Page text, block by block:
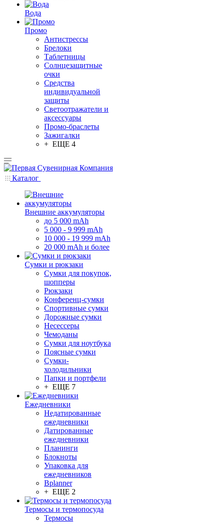
Вода
Промо
Антистрессы
Брелоки
Таблетницы
Солнцезащитные
очки
Средства
индивидуальной
защиты
Светоотражатели и
аксессуары
Промо-браслеты
Зажигалки
+ ЕЩЕ 4
Каталог
Внешние аккумуляторы
до 5 000 mAh
5 000 - 9 999 mAh
10 000 - 19 999 mAh
20 000 mAh и более
Сумки и рюкзаки
Сумки для покупок,
шопперы
Рюкзаки
Конференц-сумки
Спортивные сумки
Дорожные сумки
Несессеры
Чемоданы
Сумки для ноутбука
Поясные сумки
Сумки-
холодильники
Папки и портфели
+ ЕЩЕ 7
Ежедневники
Недатированные
ежедневники
Датированные
ежедневники
Планинги
Блокноты
Упаковка для
ежедневников
Bplanner
+ ЕЩЕ 2
Термосы и термопосуда
Термосы